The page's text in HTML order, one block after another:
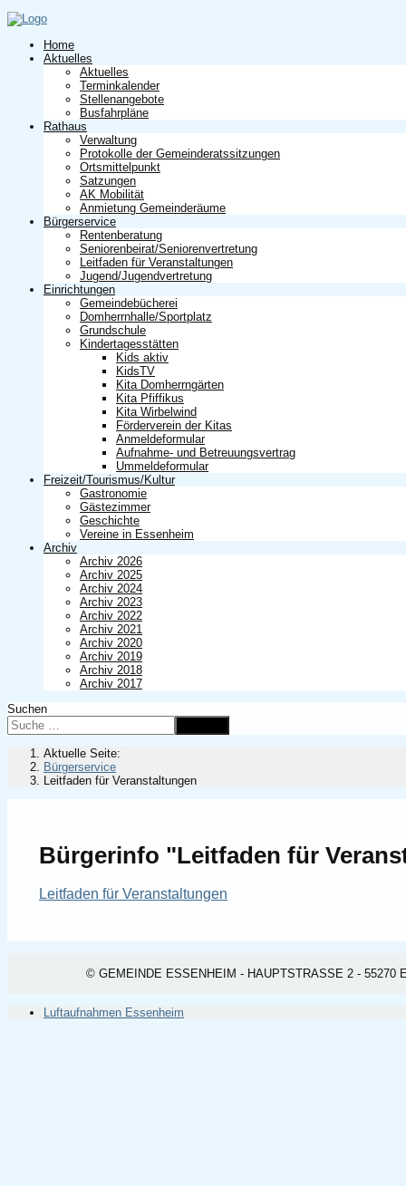
Home
Aktuelles
Aktuelles
Terminkalender
Stellenangebote
Busfahrpläne
Rathaus
Verwaltung
Protokolle der Gemeinderatssitzungen
Ortsmittelpunkt
Satzungen
AK Mobilität
Anmietung Gemeinderäume
Bürgerservice
Rentenberatung
Seniorenbeirat/Seniorenvertretung
Leitfaden für Veranstaltungen
Jugend/Jugendvertretung
Einrichtungen
Gemeindebücherei
Domherrnhalle/Sportplatz
Grundschule
Kindertagesstätten
Kids aktiv
KidsTV
Kita Domherrngärten
Kita Pfiffikus
Kita Wirbelwind
Förderverein der Kitas
Anmeldeformular
Aufnahme- und Betreuungsvertrag
Ummeldeformular
Freizeit/Tourismus/Kultur
Gastronomie
Gästezimmer
Geschichte
Vereine in Essenheim
Archiv
Archiv 2026
Archiv 2025
Archiv 2024
Archiv 2023
Archiv 2022
Archiv 2021
Archiv 2020
Archiv 2019
Archiv 2018
Archiv 2017
Suchen
Aktuelle Seite:
Bürgerservice
Leitfaden für Veranstaltungen
Bürgerinfo "Leitfaden für
Leitfaden für Veranstaltungen
© GEMEINDE ESSENHEIM - HAUPTSTRASSE 2 - 55270
Luftaufnahmen Essenheim